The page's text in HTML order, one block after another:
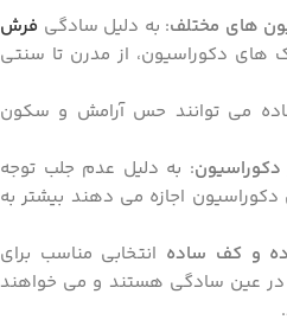
های مختلف: به دلیل سادگی فرش
های دکوراسیون، از مدرن تا سنتی
می‌ توانند حس آرامش و سکون
دکوراسیون: به دلیل عدم جلب توجه
دکوراسیون اجازه می‌ دهند بیشتر به
و کف ساده انتخابی مناسب برای
در عین سادگی هستند و می‌ خواهند